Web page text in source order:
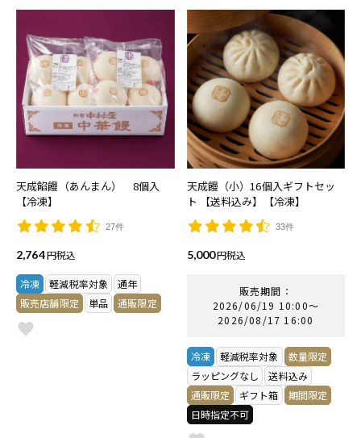
天成餡饅（あんまん） 8個入
【冷凍】
27件
2,764 税込
冷凍 軽減税率対象
通年
販売店舗限定
単品 通販限定
天成饅（小）16個入ギフトセッ
ト 【送料込み】【冷凍】
33件
5,000 税込
販売期間
2026/06/19 10:00〜
2026/08/17 16:00
冷凍 軽減税率対象
数量限定
ラッピングなし
送料込み
通販限定
ギフト箱
期間限定
日時指定不可